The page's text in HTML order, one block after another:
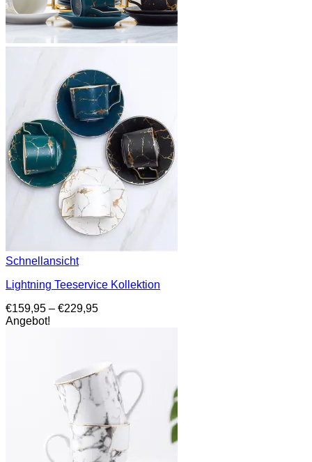
Schnellansicht
Lightning Teeservice Kollektion
€159,95 – €229,95Preisspanne:
Angebot!